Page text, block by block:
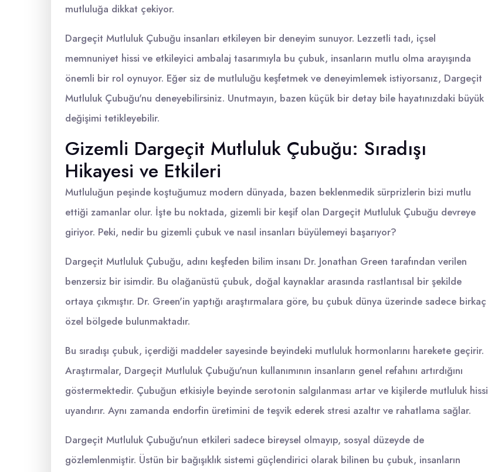
mutluluğa dikkat çekiyor.
Dargeçit Mutluluk Çubuğu insanları etkileyen bir deneyim sunuyor. Lezzetli tadı, içsel
memnuniyet hissi ve etkileyici ambalaj tasarımıyla bu çubuk, insanların mutlu olma arayışında
önemli bir rol oynuyor. Eğer siz de mutluluğu keşfetmek ve deneyimlemek istiyorsanız, Dargeçit
Mutluluk Çubuğu'nu deneyebilirsiniz. Unutmayın, bazen küçük bir detay bile hayatınızdaki büyük
değişimi tetikleyebilir.
Gizemli Dargeçit Mutluluk Çubuğu: Sıradışı
Hikayesi ve Etkileri
Mutluluğun peşinde koştuğumuz modern dünyada, bazen beklenmedik sürprizlerin bizi mutlu
ettiği zamanlar olur. İşte bu noktada, gizemli bir keşif olan Dargeçit Mutluluk Çubuğu devreye
giriyor. Peki, nedir bu gizemli çubuk ve nasıl insanları büyülemeyi başarıyor?
Dargeçit Mutluluk Çubuğu, adını keşfeden bilim insanı Dr. Jonathan Green tarafından verilen
benzersiz bir isimdir. Bu olağanüstü çubuk, doğal kaynaklar arasında rastlantısal bir şekilde
ortaya çıkmıştır. Dr. Green'in yaptığı araştırmalara göre, bu çubuk dünya üzerinde sadece birkaç
özel bölgede bulunmaktadır.
Bu sıradışı çubuk, içerdiği maddeler sayesinde beyindeki mutluluk hormonlarını harekete geçirir.
Araştırmalar, Dargeçit Mutluluk Çubuğu'nun kullanımının insanların genel refahını artırdığını
göstermektedir. Çubuğun etkisiyle beyinde serotonin salgılanması artar ve kişilerde mutluluk hissi
uyandırır. Aynı zamanda endorfin üretimini de teşvik ederek stresi azaltır ve rahatlama sağlar.
Dargeçit Mutluluk Çubuğu'nun etkileri sadece bireysel olmayıp, sosyal düzeyde de
gözlemlenmiştir. Üstün bir bağışıklık sistemi güçlendirici olarak bilinen bu çubuk, insanların